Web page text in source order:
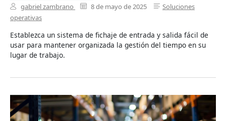
gabriel zambrano 8 de mayo de 2025
Soluciones
operativas
Establezca un sistema de fichaje de entrada y salida fácil de
usar para mantener organizada la gestión del tiempo en su
lugar de trabajo.